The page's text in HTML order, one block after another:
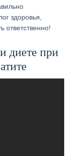
здоровья,
ответственно!
диете при